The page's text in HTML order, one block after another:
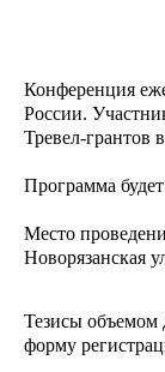
Конференция
России.
Тревел-грантов
Программа
Место
Новорязанская
Тезисы объемом
форму
Карьера